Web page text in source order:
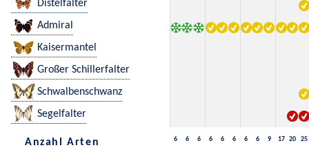
Distelfalter
Admiral
Kaisermantel
Großer Schillerfalter
Schwalbenschwanz
Segelfalter
Anzahl Arten 6 6 6 6 6 6 6 6 9 17 20 25